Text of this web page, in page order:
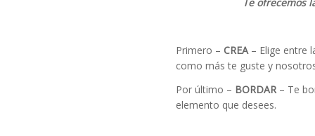
Primero – CREA– Elige entre
como más te guste y
Por último – BORDAR– Te
elemento que desees.